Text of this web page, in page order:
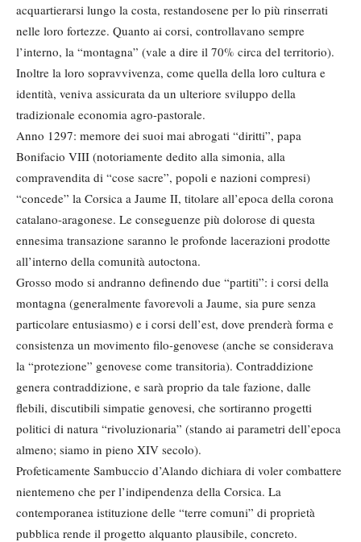
acquartierarsi lungo la costa, restandosene per lo più rinserrati
nelle loro fortezze. Quanto ai corsi, controllavano sempre
l’interno, la “montagna” (vale a dire il 70% circa del territorio).
Inoltre la loro sopravvivenza, come quella della loro cultura e
identità, veniva assicurata da un ulteriore sviluppo della
tradizionale economia agro-pastorale.
Anno 1297: memore dei suoi mai abrogati “diritti”, papa
Bonifacio VIII (notoriamente dedito alla simonia, alla
compravendita di “cose sacre”, popoli e nazioni compresi)
“concede” la Corsica a Jaume II, titolare all’epoca della corona
catalano-aragonese. Le conseguenze più dolorose di questa
ennesima transazione saranno le profonde lacerazioni prodotte
all’interno della comunità autoctona.
Grosso modo si andranno definendo due “partiti”: i corsi della
montagna (generalmente favorevoli a Jaume, sia pure senza
particolare entusiasmo) e i corsi dell’est, dove prenderà forma e
consistenza un movimento filo-genovese (anche se considerava
la “protezione” genovese come transitoria). Contraddizione
genera contraddizione, e sarà proprio da tale fazione, dalle
flebili, discutibili simpatie genovesi, che sortiranno progetti
politici di natura “rivoluzionaria” (stando ai parametri dell’epoca
almeno; siamo in pieno XIV secolo).
Profeticamente Sambuccio d’Alando dichiara di voler combattere
nientemeno che per l’indipendenza della Corsica. La
contemporanea istituzione delle “terre comuni” di proprietà
pubblica rende il progetto alquanto plausibile, concreto.